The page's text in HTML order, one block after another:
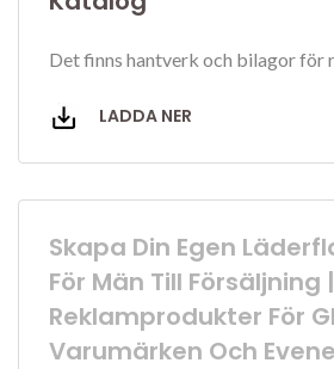
Det finns hantverk och bilagor för
LADDA NER
Skapa Din Egen
För Män Till
Reklamprodukter För
Varumärken Och